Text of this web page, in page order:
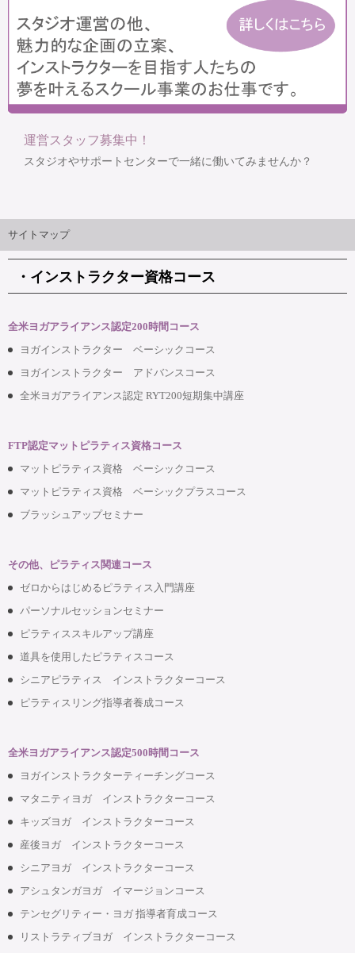
運営スタッフ募集中！
スタジオやサポートセンターで一緒に働いてみませんか？
サイトマップ
・インストラクター資格コース
全米ヨガアライアンス認定200時間コース
ヨガインストラクター ベーシックコース
ヨガインストラクター アドバンスコース
全米ヨガアライアンス認定 RYT200短期集中講座
FTP認定マットピラティス資格コース
マットピラティス資格 ベーシックコース
マットピラティス資格 ベーシックプラスコース
ブラッシュアップセミナー
その他、ピラティス関連コース
ゼロからはじめるピラティス入門講座
パーソナルセッションセミナー
ピラティススキルアップ講座
道具を使用したピラティスコース
シニアピラティス インストラクターコース
ピラティスリング指導者養成コース
全米ヨガアライアンス認定500時間コース
ヨガインストラクターティーチングコース
マタニティヨガ インストラクターコース
キッズヨガ インストラクターコース
産後ヨガ インストラクターコース
シニアヨガ インストラクターコース
アシュタンガヨガ イマージョンコース
テンセグリティー・ヨガ 指導者育成コース
リストラティブヨガ インストラクターコース